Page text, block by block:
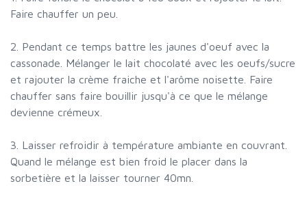
Faire chauffer un peu.
2. Pendant ce temps battre les jaunes d'oeuf avec la
cassonade. Mélanger le lait chocolaté avec les oeufs/sucre
et rajouter la crème fraiche et l'arôme noisette. Faire
chauffer sans faire bouillir jusqu'à ce que le mélange
devienne crémeux.
3. Laisser refroidir à température ambiante en couvrant.
Quand le mélange est bien froid le placer dans la
sorbetière et la laisser tourner 40mn.